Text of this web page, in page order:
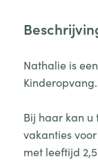
Nathalie is
Kinderopvang.
Bij haar kan u
vakanties
met leeftijd